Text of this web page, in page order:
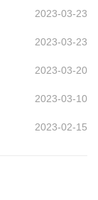
2023-03-23
2023-03-23
2023-03-20
2023-03-10
2023-02-15